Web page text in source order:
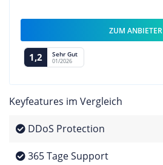
ZUM ANBIETER
1,2 Sehr Gut
01/2026
Keyfeatures im Vergleich
DDoS Protection
365 Tage Support